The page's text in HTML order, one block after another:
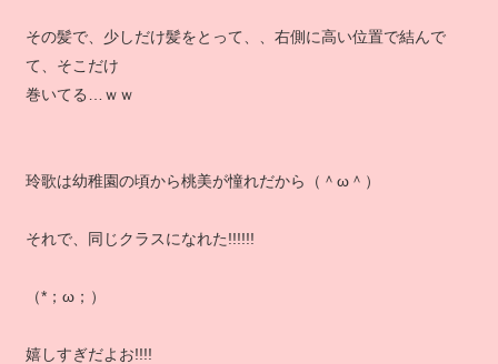
その髪で、少しだけ髪をとって、、右側に高い位置で結んで
て、そこだけ
巻いてる…ｗｗ
玲歌は幼稚園の頃から桃美が憧れだから（＾ω＾）
それで、同じクラスになれた!!!!!!
（*；ω；）
嬉しすぎだよお!!!!